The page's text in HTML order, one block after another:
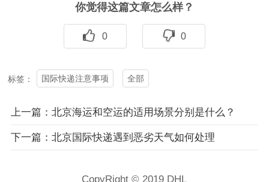
你觉得这篇文章怎么样？
0 0
标签： 国际快递注意事项 全部
上一篇：北京海运和空运的适用场景分别是什么？
下一篇：北京国际快递遇到恶劣天气如何处理
CopyRight © 2019 DHL